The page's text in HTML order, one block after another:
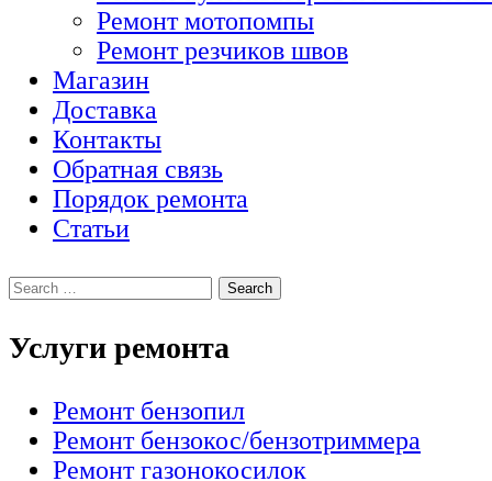
Ремонт мотопомпы
Ремонт резчиков швов
Магазин
Доставка
Контакты
Обратная связь
Порядок ремонта
Статьи
Услуги ремонта
Ремонт бензопил
Ремонт бензокос/бензотриммера
Ремонт газонокосилок